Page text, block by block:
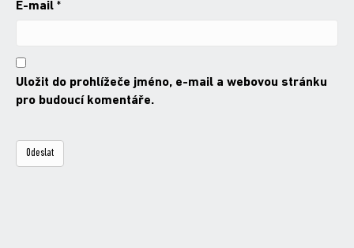
E-mail *
Uložit do prohlížeče jméno, e-mail a webovou stránku
pro budoucí komentáře.